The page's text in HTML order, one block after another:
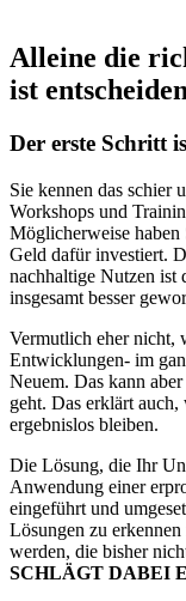
Alleine die
ist
Der erste Schritt
Sie kennen das schier
Workshops und
Möglicherweise haben
Geld dafür investiert.
nachhaltige Nutzen ist
insgesamt besser
Vermutlich eher nicht,
Entwicklungen- im
Neuem. Das kann
geht. Das erklärt
ergebnislos bleiben.
Die Lösung, die Ihr
Anwendung einer
eingeführt und
Lösungen zu erkennen
werden, die bisher
SCHLÄGT DABEI